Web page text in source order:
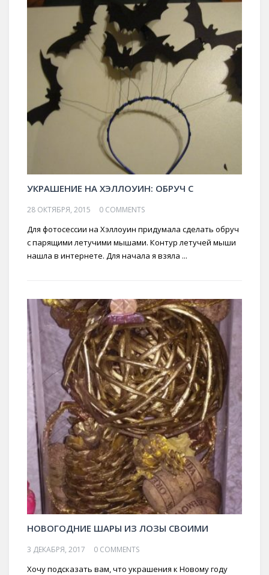
УКРАШЕНИЕ НА ХЭЛЛОУИН: ОБРУЧ С
28 ОКТЯБРЯ, 2015 0 COMMENTS
Для фотосессии на Хэллоуин придумала сделать обруч
с парящими летучими мышами. Контур летучей мыши
нашла в интернете. Для начала я взяла ...
НОВОГОДНИЕ ШАРЫ ИЗ ЛОЗЫ СВОИМИ
3 ДЕКАБРЯ, 2017 0 COMMENTS
Хочу подсказать вам, что украшения к Новому году